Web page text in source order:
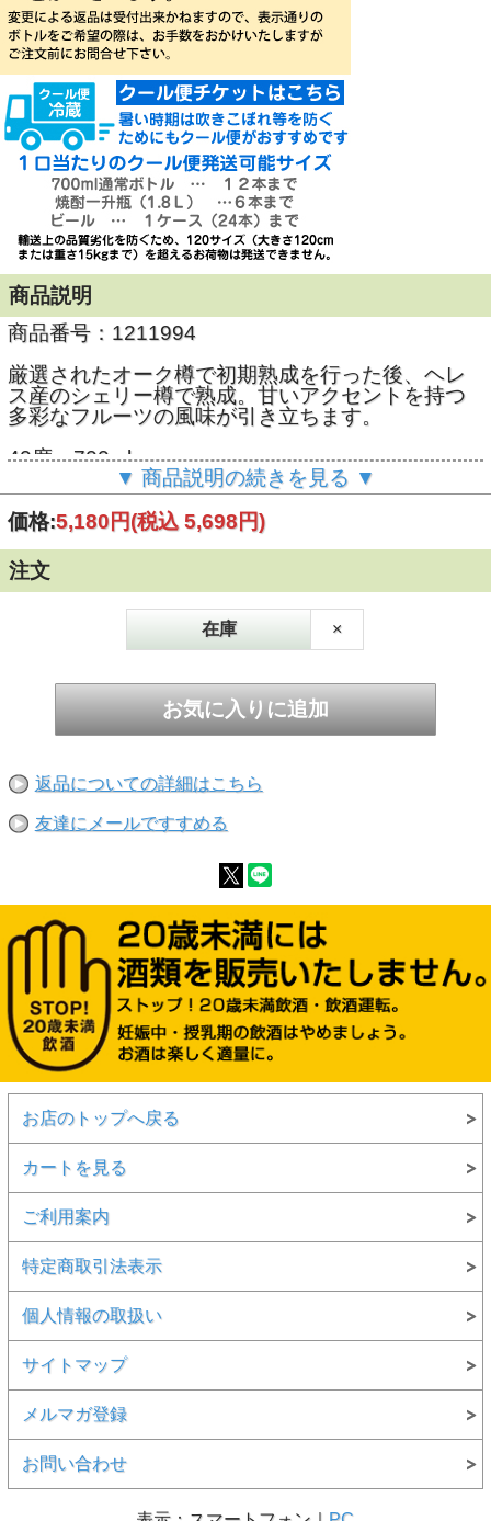
商品説明
商品番号：1211994
厳選されたオーク樽で初期熟成を行った後、ヘレ
ス産のシェリー樽で熟成。甘いアクセントを持つ
多彩なフルーツの風味が引き立ちます。
40度 700ml
▼ 商品説明の続きを見る ▼
価格:5,180円(税込 5,698円)
注文
在庫 ×
返品についての詳細はこちら
友達にメールですすめる
お店のトップへ戻る
カートを見る
ご利用案内
特定商取引法表示
個人情報の取扱い
サイトマップ
メルマガ登録
お問い合わせ